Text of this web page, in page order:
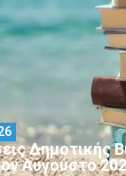
Δημοτικής
Αύγούστο